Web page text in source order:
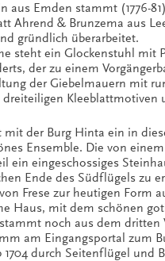
aus Emden stammt (1776-
Ahrend & Brunzema aus
gründlich überarbeitet.
steht ein Glockenstuhl mit
der zu einem
der Giebelmauern mit
dreiteiligen Kleeblattmotiven
mit der Burg Hinta ein in
Ensemble. Die von
ein eingeschossiges
Ende des Südflügels zu
Frese zur heutigen Form
Haus, mit dem schönen
noch aus dem dritten
am Eingangsportal zum
1704 durch Seitenflügel und